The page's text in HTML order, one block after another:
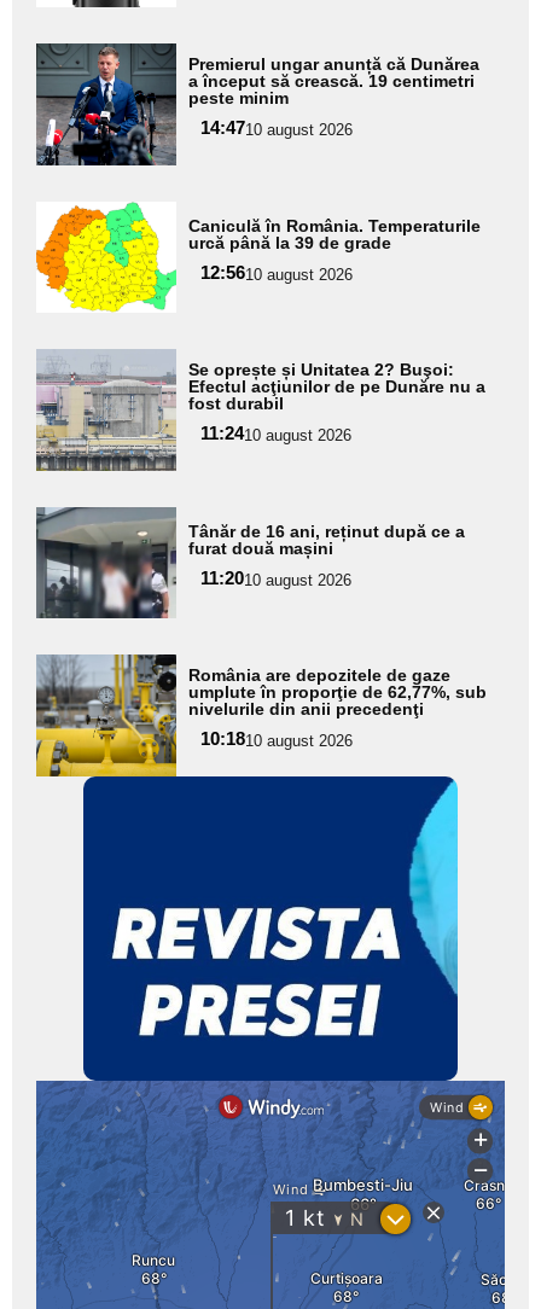
Adaugă
aici textul
pentru
subtitlu
Premierul ungar anunță că Dunărea
a început să crească. 19 centimetri
peste minim
14:4710 august 2026
Adaugă
aici textul
pentru
subtitlu
Caniculă în România. Temperaturile
urcă până la 39 de grade
12:5610 august 2026
Adaugă
aici textul
pentru
subtitlu
Se oprește și Unitatea 2? Buşoi:
Efectul acţiunilor de pe Dunăre nu a
fost durabil
11:2410 august 2026
Adaugă
aici textul
pentru
subtitlu
Tânăr de 16 ani, reținut după ce a
furat două mașini
11:2010 august 2026
Adaugă
aici textul
pentru
subtitlu
România are depozitele de gaze
umplute în proporţie de 62,77%, sub
nivelurile din anii precedenţi
10:1810 august 2026